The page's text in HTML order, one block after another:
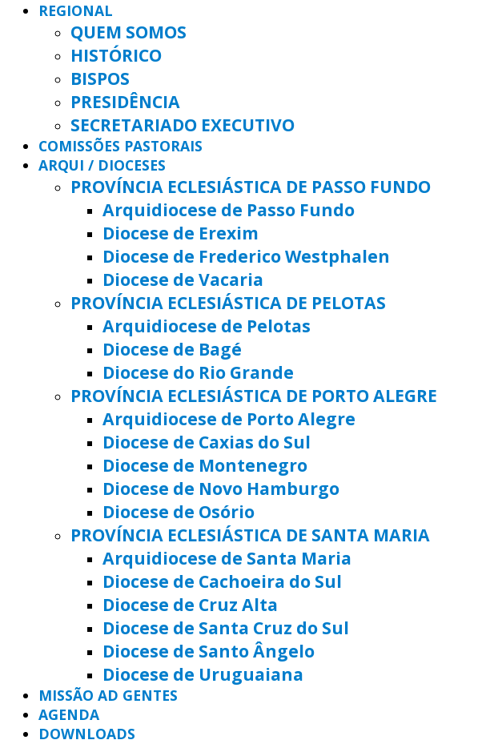
REGIONAL
QUEM SOMOS
HISTÓRICO
BISPOS
PRESIDÊNCIA
SECRETARIADO EXECUTIVO
COMISSÕES PASTORAIS
ARQUI / DIOCESES
PROVÍNCIA ECLESIÁSTICA DE PASSO FUNDO
Arquidiocese de Passo Fundo
Diocese de Erexim
Diocese de Frederico Westphalen
Diocese de Vacaria
PROVÍNCIA ECLESIÁSTICA DE PELOTAS
Arquidiocese de Pelotas
Diocese de Bagé
Diocese do Rio Grande
PROVÍNCIA ECLESIÁSTICA DE PORTO ALEGRE
Arquidiocese de Porto Alegre
Diocese de Caxias do Sul
Diocese de Montenegro
Diocese de Novo Hamburgo
Diocese de Osório
PROVÍNCIA ECLESIÁSTICA DE SANTA MARIA
Arquidiocese de Santa Maria
Diocese de Cachoeira do Sul
Diocese de Cruz Alta
Diocese de Santa Cruz do Sul
Diocese de Santo Ângelo
Diocese de Uruguaiana
MISSÃO AD GENTES
AGENDA
DOWNLOADS